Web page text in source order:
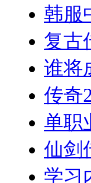
韩服
复古
谁将
传奇
单职
仙剑
学习